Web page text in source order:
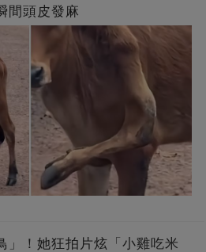
間頭皮發麻
」！她狂拍片炫「小雞吃米